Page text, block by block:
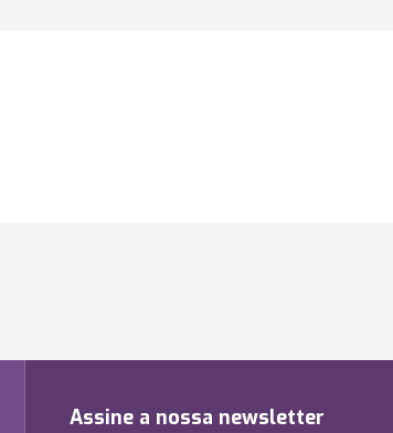
Assine a nossa newsletter